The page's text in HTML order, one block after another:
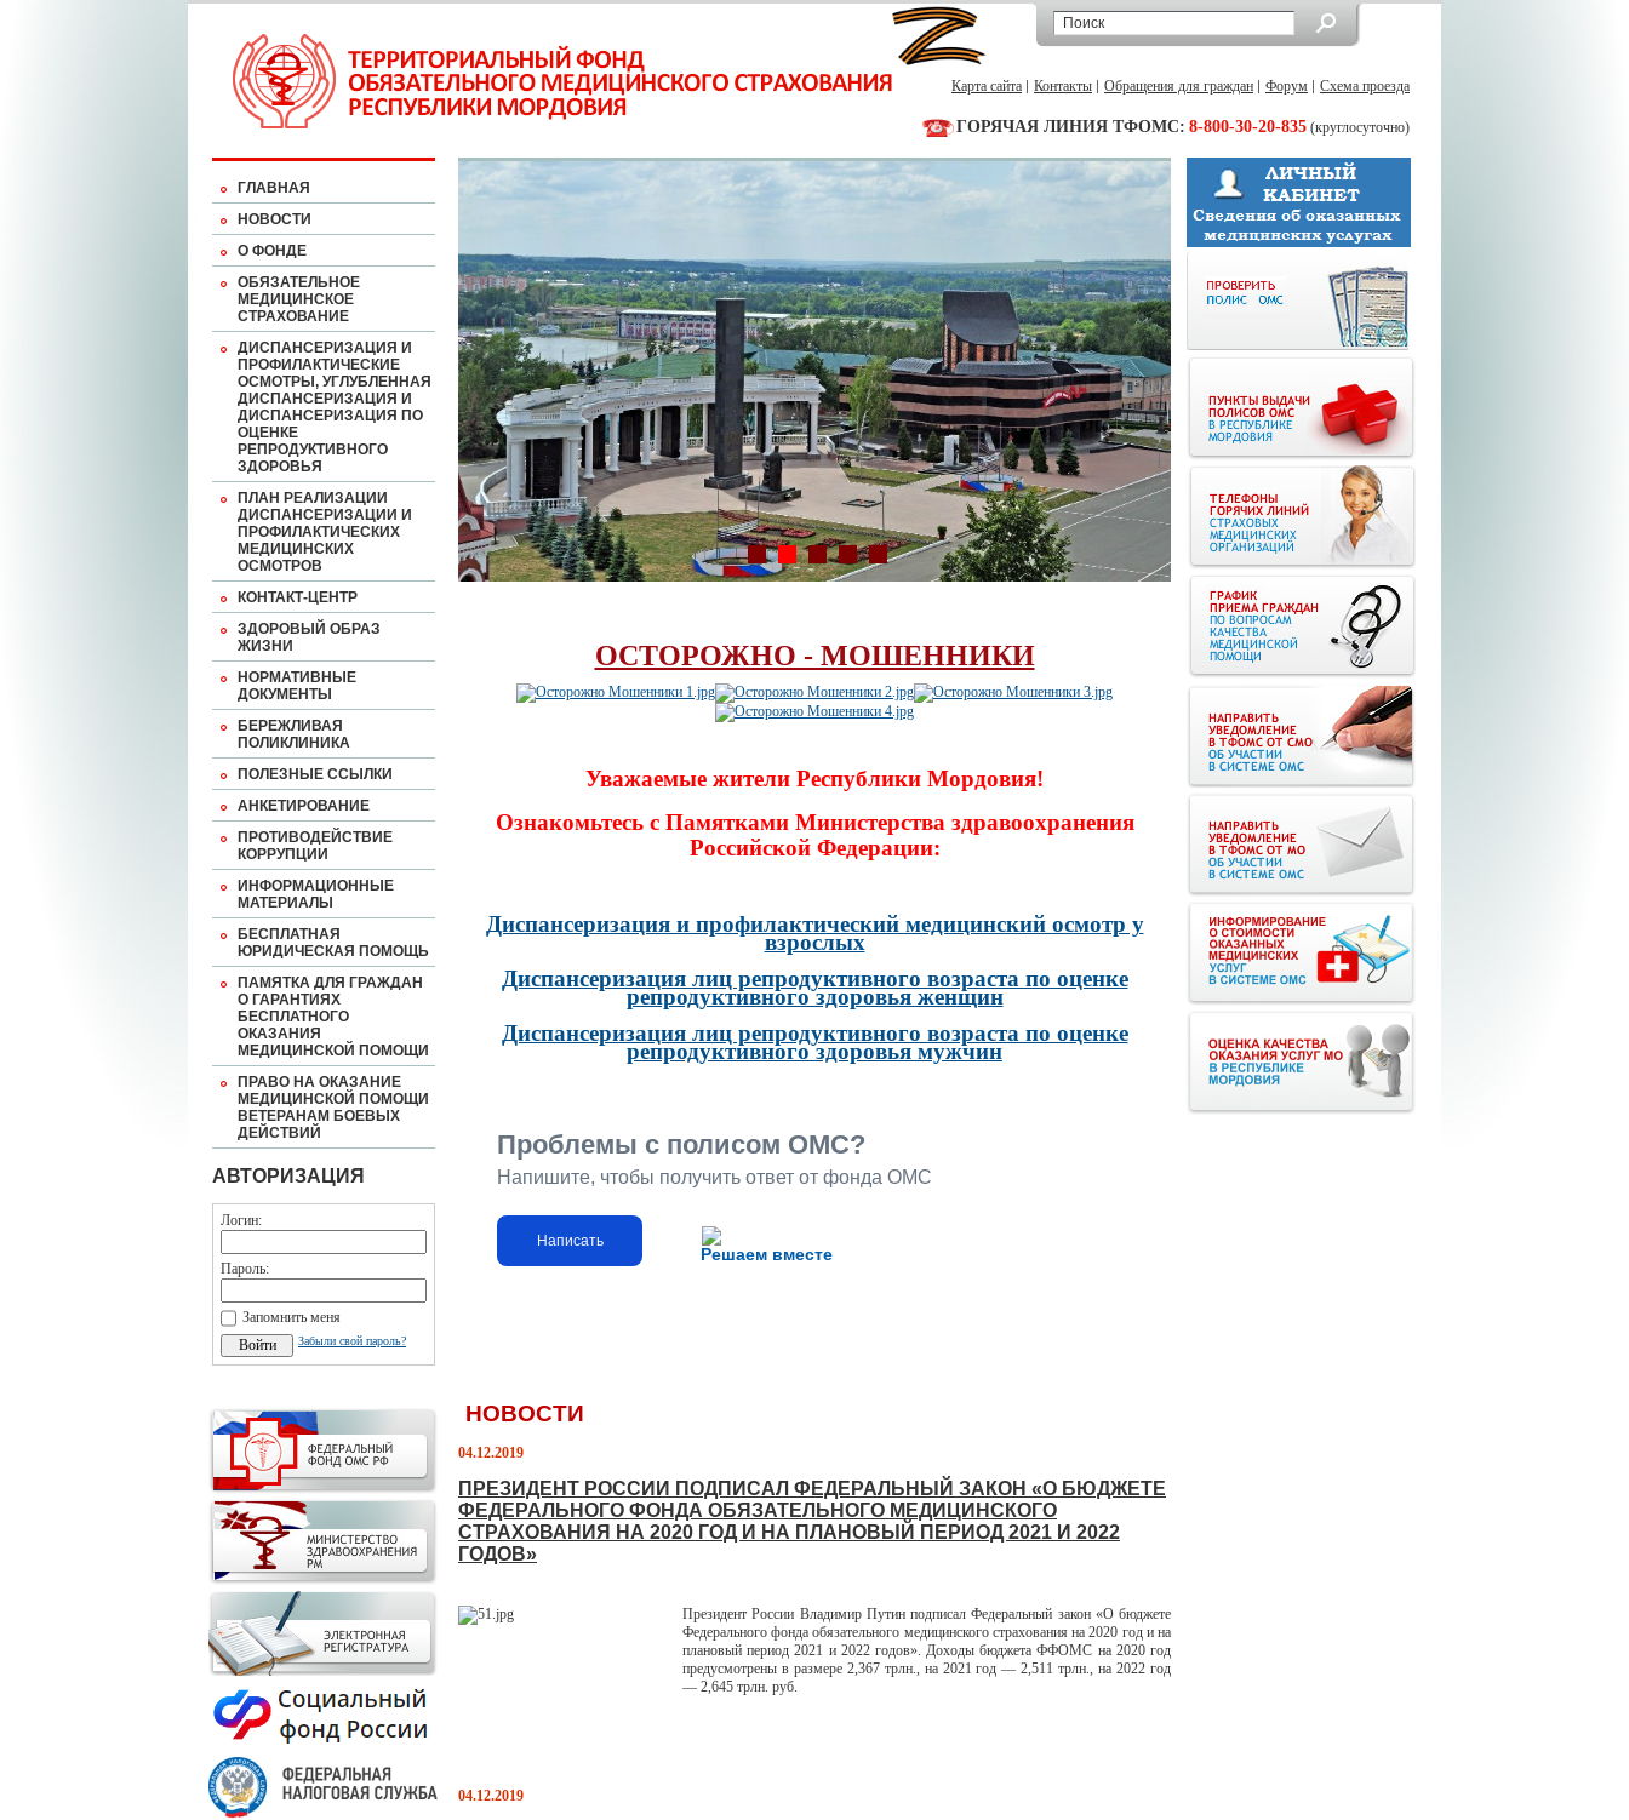
Карта сайта Контакты Обращения для граждан Форум Схема проезда
ГОРЯЧАЯ ЛИНИЯ ТФОМС: 8-800-30-20-835 (круглосуточно)
ГЛАВНАЯ
НОВОСТИ
О ФОНДЕ
ОБЯЗАТЕЛЬНОЕ
МЕДИЦИНСКОЕ
СТРАХОВАНИЕ
ДИСПАНСЕРИЗАЦИЯ И
ПРОФИЛАКТИЧЕСКИЕ
ОСМОТРЫ, УГЛУБЛЕННАЯ
ДИСПАНСЕРИЗАЦИЯ И
ДИСПАНСЕРИЗАЦИЯ ПО
ОЦЕНКЕ
РЕПРОДУКТИВНОГО
ЗДОРОВЬЯ
ПЛАН РЕАЛИЗАЦИИ
ДИСПАНСЕРИЗАЦИИ И
ПРОФИЛАКТИЧЕСКИХ
МЕДИЦИНСКИХ
ОСМОТРОВ
КОНТАКТ-ЦЕНТР
ЗДОРОВЫЙ ОБРАЗ
ЖИЗНИ
НОРМАТИВНЫЕ
ДОКУМЕНТЫ
БЕРЕЖЛИВАЯ
ПОЛИКЛИНИКА
ПОЛЕЗНЫЕ ССЫЛКИ
АНКЕТИРОВАНИЕ
ПРОТИВОДЕЙСТВИЕ
КОРРУПЦИИ
ИНФОРМАЦИОННЫЕ
МАТЕРИАЛЫ
БЕСПЛАТНАЯ
ЮРИДИЧЕСКАЯ ПОМОЩЬ
ПАМЯТКА ДЛЯ ГРАЖДАН
О ГАРАНТИЯХ
БЕСПЛАТНОГО
ОКАЗАНИЯ
МЕДИЦИНСКОЙ ПОМОЩИ
ПРАВО НА ОКАЗАНИЕ
МЕДИЦИНСКОЙ ПОМОЩИ
ВЕТЕРАНАМ БОЕВЫХ
ДЕЙСТВИЙ
АВТОРИЗАЦИЯ
Логин:
Пароль:
Запомнить меня
Забыли свой пароль?
ОСТОРОЖНО - МОШЕННИКИ
Уважаемые жители Республики Мордовия!
Ознакомьтесь с Памятками Министерства здравоохранения
Российской Федерации:
Диспансеризация и профилактический медицинский осмотр у
взрослых
Диспансеризация лиц репродуктивного возраста по оценке
репродуктивного здоровья женщин
Диспансеризация лиц репродуктивного возраста по оценке
репродуктивного здоровья мужчин
Решаем вместе
Проблемы с полисом ОМС?
Напишите, чтобы получить ответ от фонда ОМС
Написать
НОВОСТИ
04.12.2019
ПРЕЗИДЕНТ РОССИИ ПОДПИСАЛ ФЕДЕРАЛЬНЫЙ ЗАКОН «О БЮДЖЕТЕ
ФЕДЕРАЛЬНОГО ФОНДА ОБЯЗАТЕЛЬНОГО МЕДИЦИНСКОГО
СТРАХОВАНИЯ НА 2020 ГОД И НА ПЛАНОВЫЙ ПЕРИОД 2021 И 2022
ГОДОВ»
Президент России Владимир Путин подписал Федеральный закон «О бюджете
Федерального фонда обязательного медицинского страхования на 2020 год и на
плановый период 2021 и 2022 годов». Доходы бюджета ФФОМС на 2020 год
предусмотрены в размере 2,367 трлн., на 2021 год — 2,511 трлн., на 2022 год
— 2,645 трлн. руб.
04.12.2019